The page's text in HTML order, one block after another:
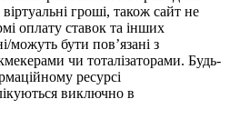
гроші, також сайт не
оплату ставок та інших
можуть бути пов’язані з
чи тоталізаторами. Будь-
ресурсі
виключно в